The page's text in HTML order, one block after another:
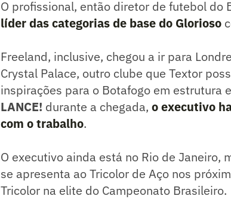
O profissional, então diretor de futebol do
líder das categorias de base do Glorioso
Freeland, inclusive, chegou a ir para
Crystal Palace, outro clube que Textor
inspirações para o Botafogo em estrutura
LANCE! durante a chegada, o executivo
com o trabalho.
O executivo ainda está no Rio de Janeiro,
se apresenta ao Tricolor de Aço nos
Tricolor na elite do Campeonato Brasileiro.